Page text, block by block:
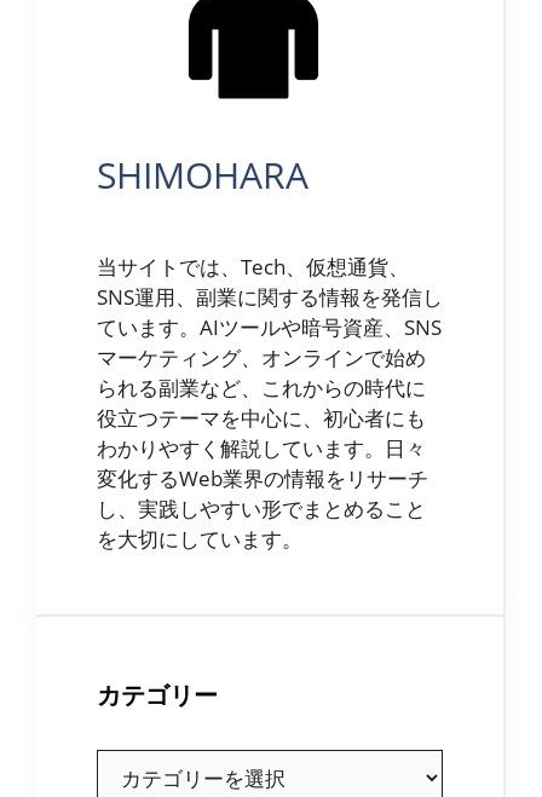
SHIMOHARA
当サイトでは、Tech、仮想通貨、
SNS運用、副業に関する情報を発信し
ています。AIツールや暗号資産、SNS
マーケティング、オンラインで始め
られる副業など、これからの時代に
役立つテーマを中心に、初心者にも
わかりやすく解説しています。日々
変化するWeb業界の情報をリサーチ
し、実践しやすい形でまとめること
を大切にしています。
カテゴリー